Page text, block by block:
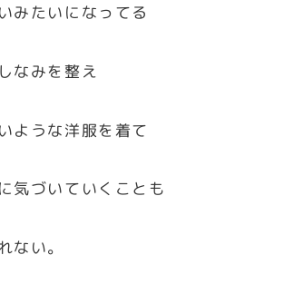
みたいになってる
なみを整え
ような洋服を着て
気づいていくことも
ない。